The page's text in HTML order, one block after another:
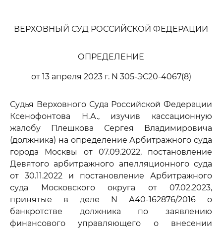
ВЕРХОВНЫЙ СУД РОССИЙСКОЙ ФЕДЕРАЦИИ
ОПРЕДЕЛЕНИЕ
от 13 апреля 2023 г. N 305-ЭС20-4067(8)
Судья Верховного Суда Российской Федерации
Ксенофонтова Н.А., изучив кассационную
жалобу Плешкова Сергея Владимировича
(должника) на определение Арбитражного суда
города Москвы от 07.09.2022, постановление
Девятого арбитражного апелляционного суда
от 30.11.2022 и постановление Арбитражного
суда Московского округа от 07.02.2023,
принятые в деле N А40-162876/2016 о
банкротстве должника по заявлению
финансового управляющего о внесении